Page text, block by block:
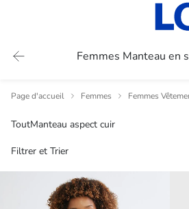
Femmes Manteau en
Page d'accueil Femmes Femmes
ToutManteau aspect cuir
Filtrer et Trier